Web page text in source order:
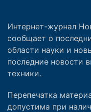
Интернет-журнал
сообщает о
области науки и
последние новости
техники.
Перепечатка
допустима при